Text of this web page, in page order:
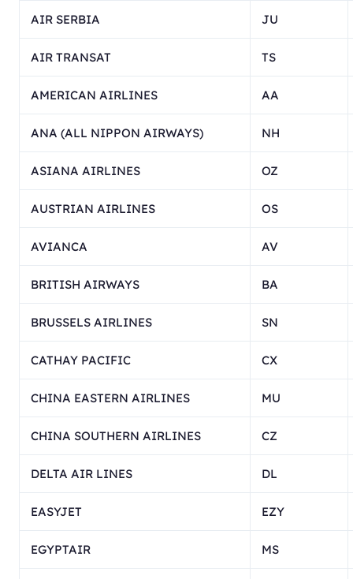
AIR SERBIA JU
AIR TRANSAT TS
AMERICAN AIRLINES AA
ANA (ALL NIPPON AIRWAYS) NH
ASIANA AIRLINES OZ
AUSTRIAN AIRLINES OS
AVIANCA AV
BRITISH AIRWAYS BA
BRUSSELS AIRLINES SN
CATHAY PACIFIC CX
CHINA EASTERN AIRLINES MU
CHINA SOUTHERN AIRLINES CZ
DELTA AIR LINES DL
EASYJET EZY
EGYPTAIR MS